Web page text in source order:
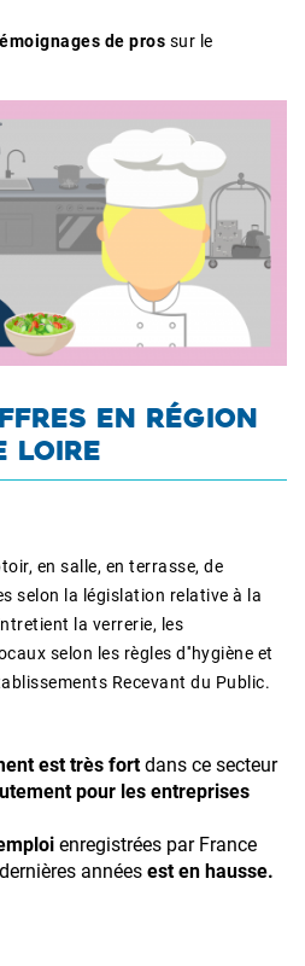
de pros sur le
EN RÉGION
LOIRE
en salle, en terrasse, de
selon la législation relative à la
la verrerie, les
selon les règles d''hygiène et
Recevant du Public.
est très fortdans ce secteur
pour les entreprises
enregistrées par France
années est en hausse.